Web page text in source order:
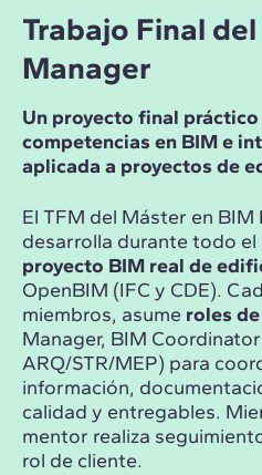
Trabajo Final
Manager
Un proyecto final
competencias en BIM e
aplicada a proyectos de
El TFM del Máster en
desarrolla durante todo el
proyecto BIM real de
OpenBIM (IFC y CDE).
miembros, asume roles
Manager, BIM
ARQ/STR/MEP) para
información,
calidad y entregables.
mentor realiza
rol de cliente.